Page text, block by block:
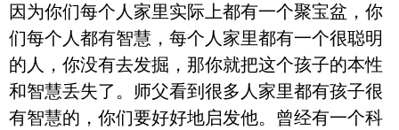
因为你们每个人家里实际上都有一个聚宝盆，你
们每个人都有智慧，每个人家里都有一个很聪明
的人，你没有去发掘，那你就把这个孩子的本性
和智慧丢失了。师父看到很多人家里都有孩子很
有智慧的，你们要好好地启发他。曾经有一个科